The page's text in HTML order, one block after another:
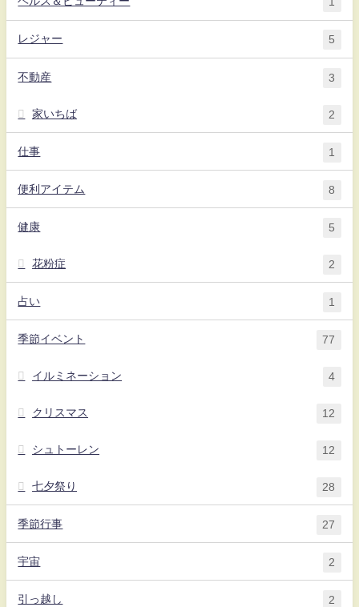
レジャー 5
不動産 3
家いちば 2
仕事 1
便利アイテム 8
健康 5
花粉症 2
占い 1
季節イベント 77
イルミネーション 4
クリスマス 12
シュトーレン 12
七夕祭り 28
季節行事 27
宇宙 2
引っ越し 2